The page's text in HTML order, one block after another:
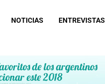
NOTICIAS ENTREVISTAS